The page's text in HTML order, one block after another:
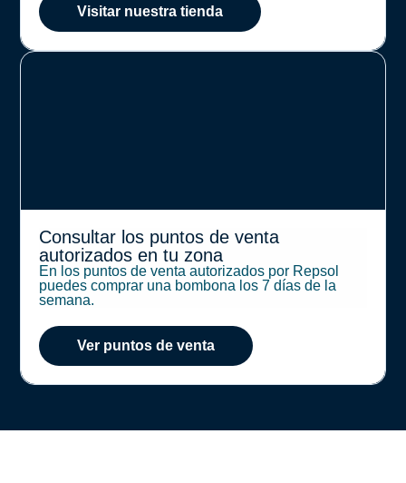
Visitar nuestra tienda
Consultar los puntos de venta
autorizados en tu zona
En los puntos de venta autorizados por Repsol
puedes comprar una bombona los 7 días de la
semana.
Ver puntos de venta